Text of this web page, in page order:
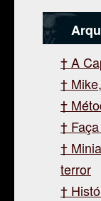
A
terror